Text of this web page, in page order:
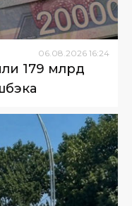
06.08.2026 16:24
179 млрд